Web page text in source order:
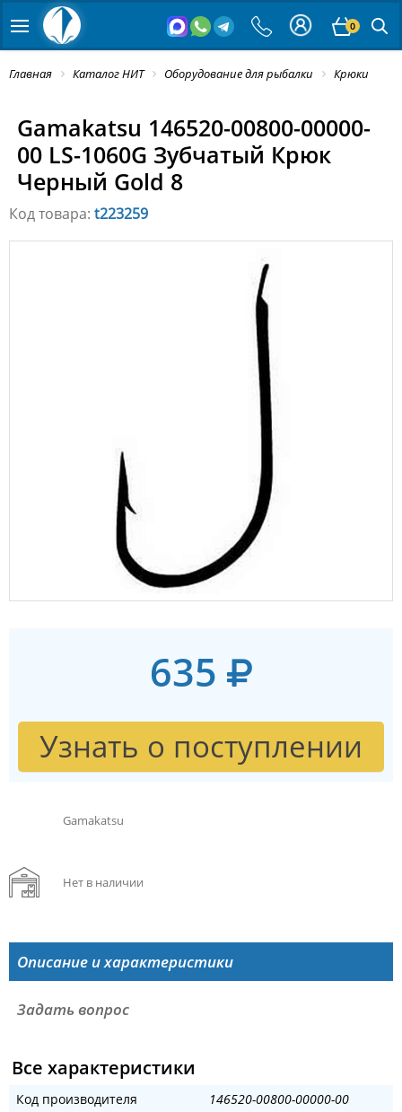
0
Главная Каталог НИТ Оборудование для рыбалки Крюки
Gamakatsu 146520-00800-00000-
00 LS-1060G Зубчатый Крюк
Черный Gold 8
Код товара: t223259
635
Узнать о поступлении
Gamakatsu
Нет в наличии
Описание и характеристики
Задать вопрос
Все характеристики
Код производителя
146520-00800-00000-00